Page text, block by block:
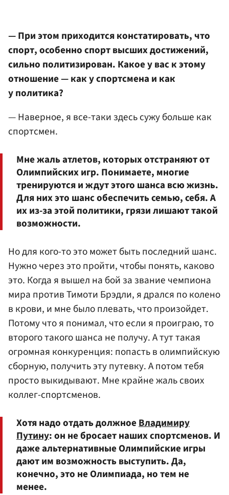
— При этом приходится констатировать, что
спорт, особенно спорт высших достижений,
сильно политизирован. Какое у вас к этому
отношение — как у спортсмена и как
у политика?
— Наверное, я все-таки здесь сужу больше как
спортсмен.
Мне жаль атлетов, которых отстраняют от
Олимпийских игр. Понимаете, многие
тренируются и ждут этого шанса всю жизнь.
Для них это шанс обеспечить семью, себя. А
их из-за этой политики, грязи лишают такой
возможности.
Но для кого-то это может быть последний шанс.
Нужно через это пройти, чтобы понять, каково
это. Когда я вышел на бой за звание чемпиона
мира против Тимоти Брэдли, я дрался по колено
в крови, и мне было плевать, что произойдет.
Потому что я понимал, что если я проиграю, то
второго такого шанса не получу. А тут такая
огромная конкуренция: попасть в олимпийскую
сборную, получить эту путевку. А потом тебя
просто выкидывают. Мне крайне жаль своих
коллег-спортсменов.
Хотя надо отдать должноеВладимиру
Путину: он не бросает наших спортсменов. И
даже альтернативные Олимпийские игры
дают им возможность выступить. Да,
конечно, это не Олимпиада, но тем не
менее.